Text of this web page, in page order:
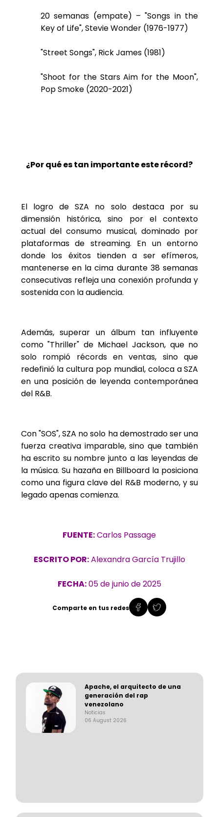
Apache, el arquitecto de una
generación del rap
venezolano
Noticias
06 August 2026
20 semanas (empate) – "Songs in the
Key of Life", Stevie Wonder (1976-1977)
"Street Songs", Rick James (1981)
"Shoot for the Stars Aim for the Moon",
Pop Smoke (2020-2021)
¿Por qué es tan importante este récord?
El logro de SZA no solo destaca por su
dimensión histórica, sino por el contexto
actual del consumo musical, dominado por
plataformas de streaming. En un entorno
donde los éxitos tienden a ser efímeros,
mantenerse en la cima durante 38 semanas
consecutivas refleja una conexión profunda y
sostenida con la audiencia.
Además, superar un álbum tan influyente
como "Thriller" de Michael Jackson, que no
solo rompió récords en ventas, sino que
redefinió la cultura pop mundial, coloca a SZA
en una posición de leyenda contemporánea
del R&B.
Con "SOS", SZA no solo ha demostrado ser una
fuerza creativa imparable, sino que también
ha escrito su nombre junto a las leyendas de
la música. Su hazaña en Billboard la posiciona
como una figura clave del R&B moderno, y su
legado apenas comienza.
FUENTE:Carlos Passage
ESCRITO POR:Alexandra García Trujillo
FECHA:05 de junio de 2025
Comparte en tus redes